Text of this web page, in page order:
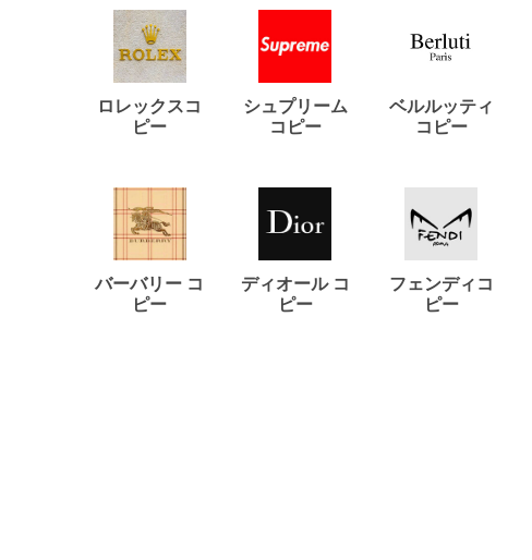
ロレックスコ
ピー
シュプリーム
コピー
ベルルッティ
コピー
バーバリー コ
ピー
ディオール コ
ピー
フェンディコ
ピー